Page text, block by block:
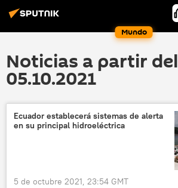
Mundo
Noticias a partir del
05.10.2021
Ecuador establecerá sistemas de alerta
en su principal hidroeléctrica
5 de octubre 2021, 23:54 GMT